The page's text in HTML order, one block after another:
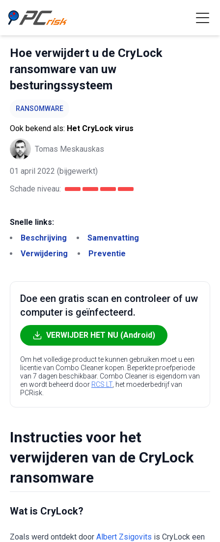
Hoe verwijdert u de CryLock
ransomware van uw
besturingssysteem
RANSOMWARE
Ook bekend als: Het CryLock virus
Tomas Meskauskas
01 april 2022 (bijgewerkt)
Schade niveau:
Snelle links:
Beschrijving
Samenvatting
Verwijdering
Preventie
Doe een gratis scan en controleer of uw
computer is geïnfecteerd.
VERWIJDER HET NU (Android)
Om het volledige product te kunnen gebruiken moet u een
licentie van Combo Cleaner kopen. Beperkte proefperiode
van 7 dagen beschikbaar. Combo Cleaner is eigendom van
en wordt beheerd door RCS LT, het moederbedrijf van
PCRisk.
Instructies voor het
verwijderen van de CryLock
ransomware
Wat is CryLock?
Zoals werd ontdekt door Albert Zsigovits is CryLock een